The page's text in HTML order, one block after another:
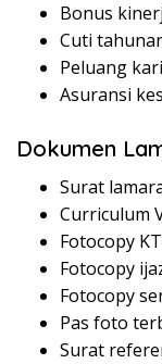
Bonus
Cuti
Peluang
Asuransi
Dokumen
Surat
Curriculum
Fotocopy
Fotocopy
Fotocopy
Pas foto
Surat